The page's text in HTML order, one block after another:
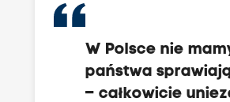
W Polsce nie
państwa
– całkowicie